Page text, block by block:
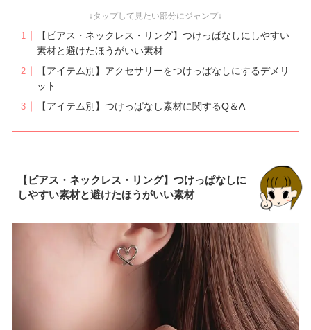
準パーソナルヘアカラー診断士
株式会社スタイルクリエーション
川千惠
【ピアス・ネックレス・リング】つけっぱなしにしやすい
素材と避けたほうがいい素材
【アイテム別】アクセサリーをつけっぱなしにするデメリ
ット
【アイテム別】つけっぱなし素材に関するQ＆A
【ピアス・ネックレス・リング】つけっぱなしに
しやすい素材と避けたほうがいい素材